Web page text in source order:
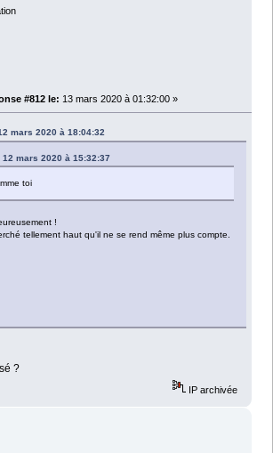
#812 le: 13 mars 2020 à 01:32:00 »
mars 2020 à 18:04:32
mars 2020 à 15:32:37
toi
!
tellement haut qu'il ne se rend même plus compte.
?
IP archivée